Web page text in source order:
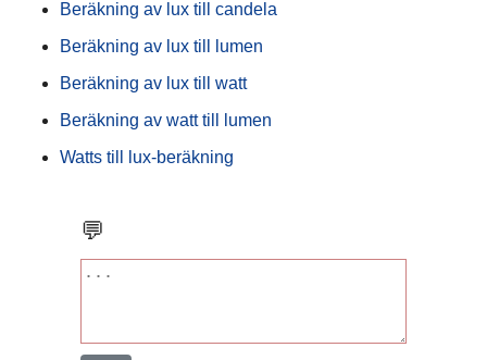
Beräkning av lux till candela
Beräkning av lux till lumen
Beräkning av lux till watt
Beräkning av watt till lumen
Watts till lux-beräkning
💬